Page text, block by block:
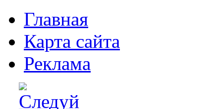
Главная
Карта сайта
Реклама